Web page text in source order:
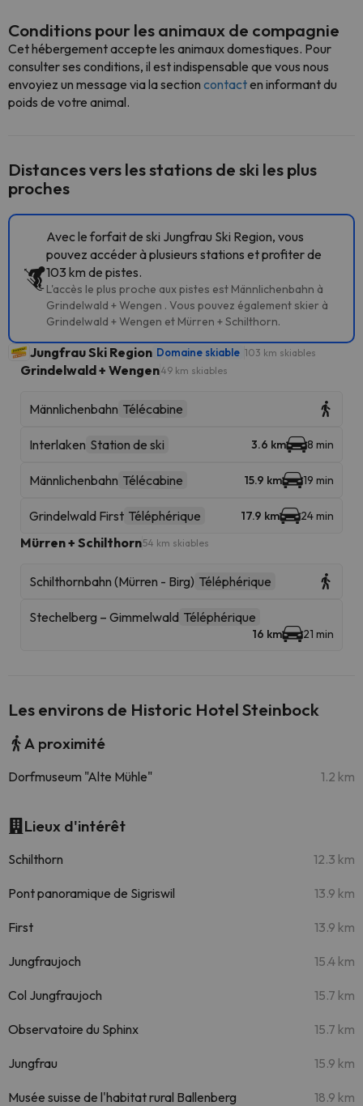
Conditions pour les animaux de compagnie
Cet hébergement accepte les animaux domestiques. Pour
consulter ses conditions, il est indispensable que vous nous
envoyiez un message via la section contacten informant du
poids de votre animal.
Distances vers les stations de ski les plus
proches
Avec le forfait de ski Jungfrau Ski Region, vous
pouvez accéder à plusieurs stations et profiter de
103 km de pistes.
L'accès le plus proche aux pistes est Männlichenbahn à
Grindelwald + Wengen . Vous pouvez également skier à
Grindelwald + Wengen et Mürren + Schilthorn.
Jungfrau Ski Region Domaine skiable 103 km skiables
Grindelwald + Wengen49 km skiables
Männlichenbahn Télécabine
Interlaken Station de ski 3.6 km 8 min
Männlichenbahn Télécabine 15.9 km 19 min
Grindelwald First Téléphérique 17.9 km 24 min
Mürren + Schilthorn54 km skiables
Schilthornbahn (Mürren - Birg) Téléphérique
Stechelberg – Gimmelwald Téléphérique
16 km 21 min
Les environs de Historic Hotel Steinbock
A proximité
Dorfmuseum "Alte Mühle" 1.2 km
Lieux d'intérêt
Schilthorn 12.3 km
Pont panoramique de Sigriswil 13.9 km
First 13.9 km
Jungfraujoch 15.4 km
Col Jungfraujoch 15.7 km
Observatoire du Sphinx 15.7 km
Jungfrau 15.9 km
Musée suisse de l'habitat rural Ballenberg 18.9 km